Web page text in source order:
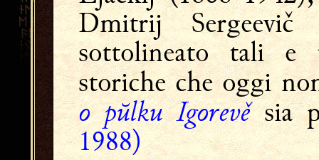
Dmitrij
sottolineato tali e
storiche che oggi
o pŭlku Igorevěsia
1988)